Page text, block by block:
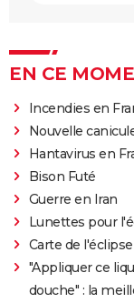
EN CE
Incendies en
Nouvelle
Hantavirus en
Bison Futé
Guerre en Iran
Lunettes pour
Carte de
"Appliquer ce
douche" : la